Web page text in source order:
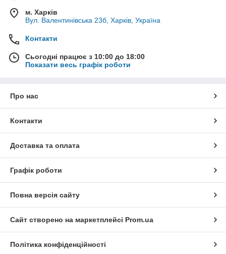
м. Харків
Вул. Валентинівська 23б, Харків, Україна
Контакти
Сьогодні працює з 10:00 до 18:00
Показати весь графік роботи
Про нас
Контакти
Доставка та оплата
Графік роботи
Повна версія сайту
Сайт створено на маркетплейсі Prom.ua
Політика конфіденційності